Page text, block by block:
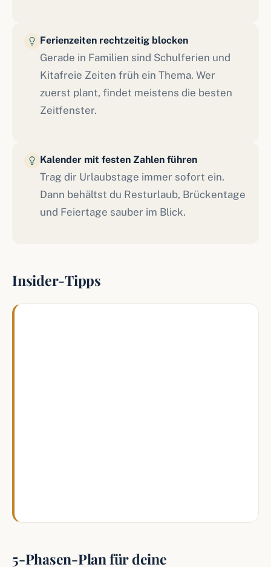
Ferienzeiten rechtzeitig blocken
Gerade in Familien sind Schulferien und
Kitafreie Zeiten früh ein Thema. Wer
zuerst plant, findet meistens die besten
Zeitfenster.
Kalender mit festen Zahlen führen
Trag dir Urlaubstage immer sofort ein.
Dann behältst du Resturlaub, Brückentage
und Feiertage sauber im Blick.
Insider-Tipps
5-Phasen-Plan für deine